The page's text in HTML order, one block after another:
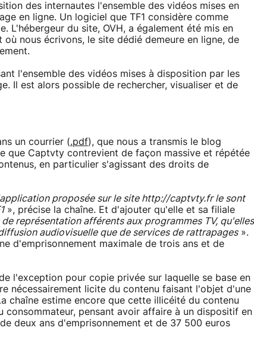
des internautes l'ensemble des vidéos mises en
en ligne. Un logiciel que TF1 considère comme
L'hébergeur du site, OVH, a également été mis en
nous écrivons, le site dédié demeure en ligne, de
l'ensemble des vidéos mises à disposition par les
Il est alors possible de rechercher, visualiser et de
un courrier (.pdf), que nous a transmis le blog
que Captvty contrevient de façon massive et répétée
en particulier s'agissant des droits de
proposée sur le site http://captvty.fr le sont
», précise la chaîne. Et d'ajouter qu'elle et sa filiale
représentation afférents aux programmes TV, qu'elles
audiovisuelle que de services de rattrapages».
d'emprisonnement maximale de trois ans et de
l'exception pour copie privée sur laquelle se base en
nécessairement licite du contenu faisant l'objet d'une
chaîne estime encore que cette illicéité du contenu
pensant avoir affaire à un dispositif en
deux ans d'emprisonnement et de 37 500 euros